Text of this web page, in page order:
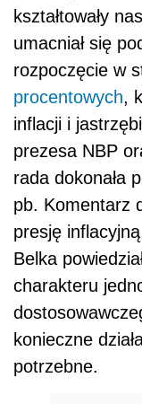
kształtowały
umacniał się
rozpoczęcie w
procentowych,
inflacji i
prezesa NBP
rada dokonała
pb. Komentarz
presję
Belka
charakteru
konieczne
potrzebne.